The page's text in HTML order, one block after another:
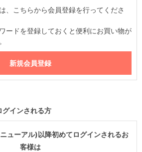
、こちらから会員登録を行ってくださ
ードを登録しておくと便利にお買い物が
インされる方
ューアル)以降初めてログインされるお
客様は